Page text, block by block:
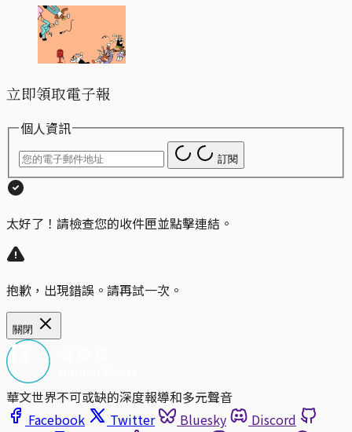
立即領取電子報
個人資訊
訂閱
太好了！請檢查您的收件匣並點擊連結。
抱歉，出現錯誤。請再試一次。
關閉
華文世界不可或缺的深度報導和多元聲音
Facebook
Twitter Bluesky
Discord